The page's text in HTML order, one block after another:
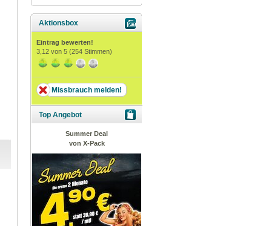
Aktionsbox
Eintrag bewerten!
3,12 von 5 (254 Stimmen)
Missbrauch melden!
Top Angebot
Summer Deal
von X-Pack